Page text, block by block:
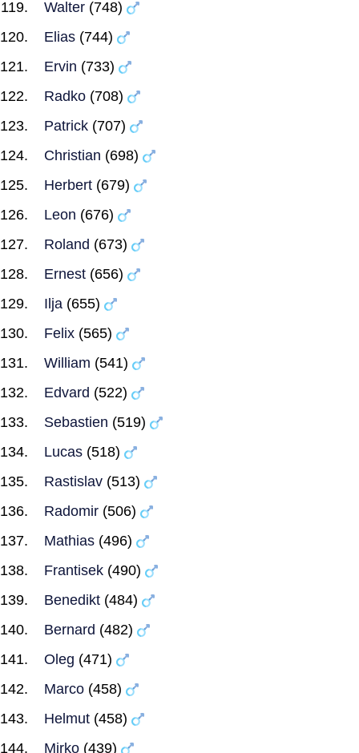
Walter (748)
Elias (744)
Ervin (733)
Radko (708)
Patrick (707)
Christian (698)
Herbert (679)
Leon (676)
Roland (673)
Ernest (656)
Ilja (655)
Felix (565)
William (541)
Edvard (522)
Sebastien (519)
Lucas (518)
Rastislav (513)
Radomir (506)
Mathias (496)
Frantisek (490)
Benedikt (484)
Bernard (482)
Oleg (471)
Marco (458)
Helmut (458)
Mirko (439)